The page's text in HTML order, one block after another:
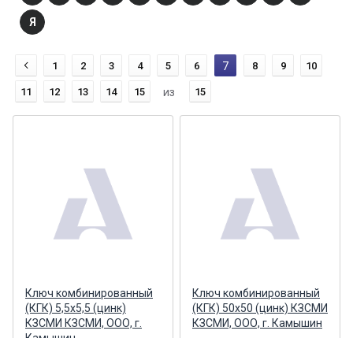
Я
1 2 3 4 5 6 7 8 9 10
11 12 13 14 15 из 15
Ключ комбинированный
(КГК) 5,5х5,5 (цинк)
КЗСМИ КЗСМИ, ООО, г.
Ключ комбинированный
(КГК) 50х50 (цинк) КЗСМИ
КЗСМИ, ООО, г. Камышин